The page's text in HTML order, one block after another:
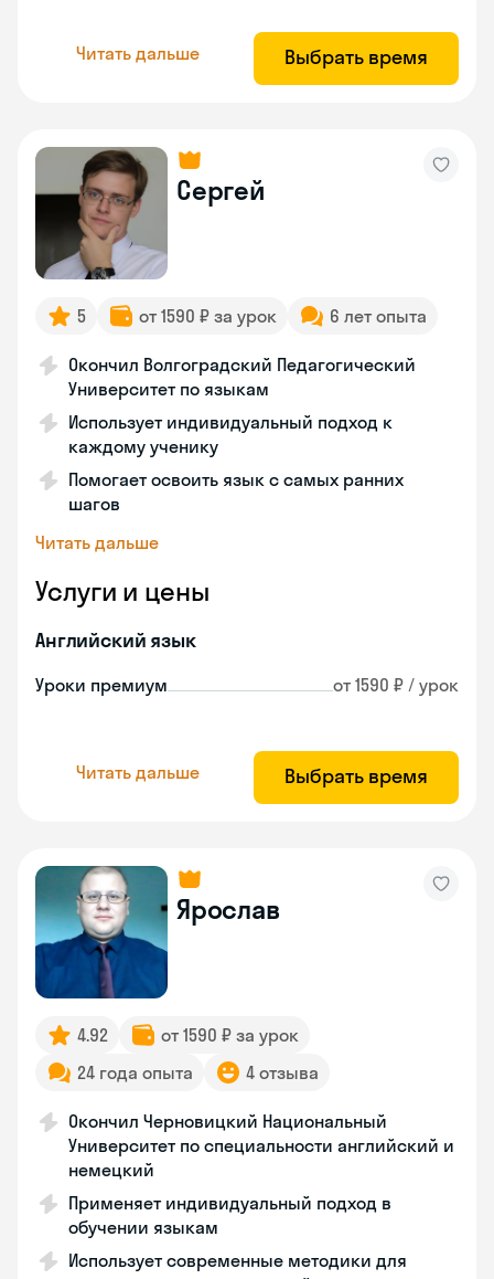
Читать дальше Выбрать время
Сергей
5 от 1590 ₽ за урок 6 лет опыта
Окончил Волгоградский Педагогический
Университет по языкам
Использует индивидуальный подход к
каждому ученику
Помогает освоить язык с самых ранних
шагов
Читать дальше
Услуги и цены
Английский язык
Уроки премиум от 1590 ₽ / урок
Читать дальше Выбрать время
Ярослав
4.92
от 1590 ₽ за урок
24 года опыта
4 отзыва
Окончил Черновицкий Национальный
Университет по специальности английский и
немецкий
Применяет индивидуальный подход в
обучении языкам
Использует современные методики для